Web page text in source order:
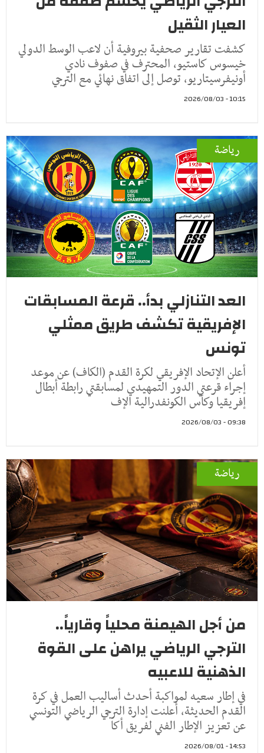
العيار الثقيل
كشفت تقارير صحفية بيروفية أن لاعب الوسط الدولي
خيسوس كاستيو، المحترف في صفوف نادي
أونيفرسيتاريو، توصل إلى اتفاق نهائي مع الترجي
10:15 - 2026/08/03
رياضة
العد التنازلي بدأ.. قرعة المسابقات
الإفريقية تكشف طريق ممثلي
تونس
أعلن الإتحاد الإفريقي لكرة القدم (الكاف) عن موعد
إجراء قرعتي الدور التمهيدي لمسابقتي رابطة أبطال
إفريقيا وكأس الكونفدرالية الإف
09:38 - 2026/08/03
رياضة
من أجل الهيمنة محلياً وقارياً..
الترجي الرياضي يراهن على القوة
الذهنية للاعبيه
في إطار سعيه لمواكبة أحدث أساليب العمل في كرة
القدم الحديثة، أعلنت إدارة الترجي الرياضي التونسي
عن تعزيز الإطار الفني لفريق أكا
14:53 - 2026/08/01